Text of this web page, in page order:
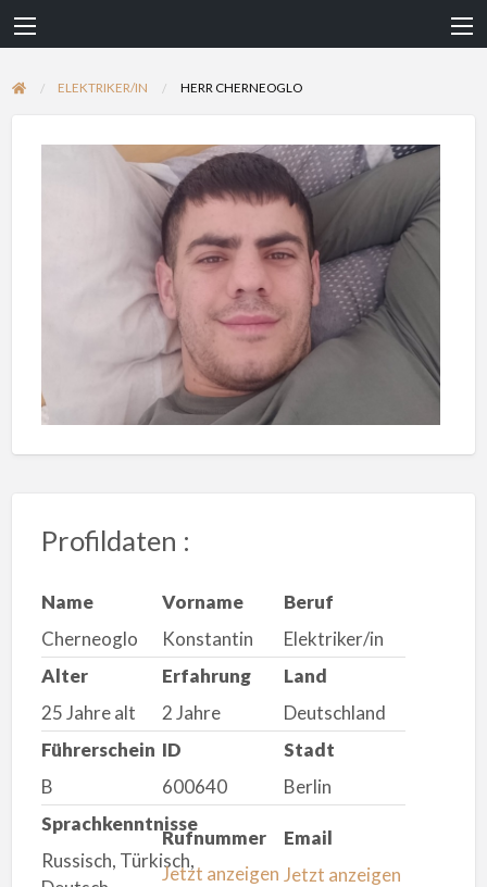
ELEKTRIKER/IN HERR CHERNEOGLO
Profildaten :
Name
Cherneoglo
Vorname
Konstantin
Beruf
Elektriker/in
Alter
25 Jahre alt
Erfahrung
2 Jahre
Land
Deutschland
Führerschein
B
ID
600640
Stadt
Berlin
Sprachkenntnisse
Russisch, Türkisch,
Rufnummer
Jetzt anzeigen
Email
Jetzt anzeigen